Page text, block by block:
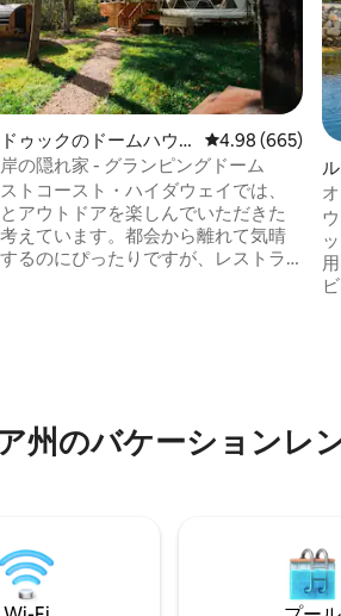
星中4.93つ星の平均評価
ゥックのドームハウ
レビュー665件
4.98 (665)
の隠れ家 - グランピングドーム
トコースト・ハイダウェイでは、
アウトドアを楽しんでいただきた
えています。都会から離れて気晴
るのにぴったりですが、レストラ
リーン付きガゼボ、サウナ、ファ
ピットなどがあります！ ATVとス
ト
用タブ。
州のバケーションレ